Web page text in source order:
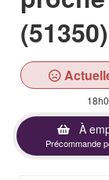
(51350)
À
Précommande